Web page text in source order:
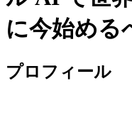
に今始める
プロフィール